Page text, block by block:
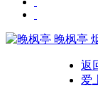
晚枫亭
返
爱